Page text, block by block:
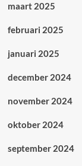
maart 2025
februari 2025
januari 2025
december 2024
november 2024
oktober 2024
september 2024